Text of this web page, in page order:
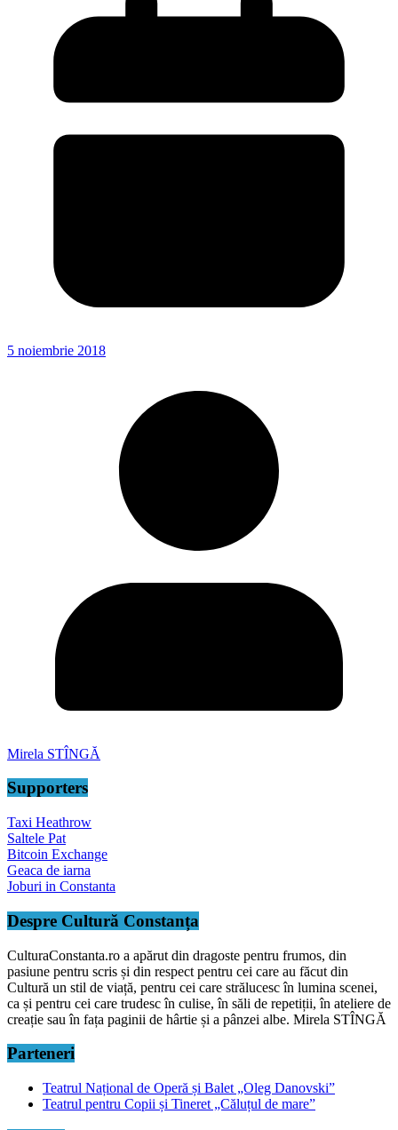
5 noiembrie 2018
Mirela STÎNGĂ
Supporters
Taxi Heathrow
Saltele Pat
Bitcoin Exchange
Geaca de iarna
Joburi in Constanta
Despre Cultură Constanța
CulturaConstanta.ro a apărut din dragoste pentru frumos, din
pasiune pentru scris și din respect pentru cei care au făcut din
Cultură un stil de viață, pentru cei care strălucesc în lumina scenei,
ca și pentru cei care trudesc în culise, în săli de repetiții, în ateliere de
creație sau în fața paginii de hârtie și a pânzei albe. Mirela STÎNGĂ
Parteneri
Teatrul Național de Operă și Balet „Oleg Danovski”
Teatrul pentru Copii și Tineret „Căluțul de mare”